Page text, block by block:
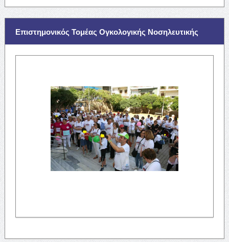
Επιστημονικός Τομέας Ογκολογικής Νοσηλευτικής